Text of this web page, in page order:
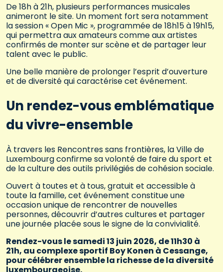
De 18h à 21h, plusieurs performances musicales
animeront le site. Un moment fort sera notamment
la session « Open Mic », programmée de 18h15 à 19h15,
qui permettra aux amateurs comme aux artistes
confirmés de monter sur scène et de partager leur
talent avec le public.
Une belle manière de prolonger l’esprit d’ouverture
et de diversité qui caractérise cet événement.
Un rendez-vous emblématique
du vivre-ensemble
À travers les Rencontres sans frontières, la Ville de
Luxembourg confirme sa volonté de faire du sport et
de la culture des outils privilégiés de cohésion sociale.
Ouvert à toutes et à tous, gratuit et accessible à
toute la famille, cet événement constitue une
occasion unique de rencontrer de nouvelles
personnes, découvrir d’autres cultures et partager
une journée placée sous le signe de la convivialité.
Rendez-vous le samedi 13 juin 2026, de 11h30 à
21h, au complexe sportif Boy Konen à Cessange,
pour célébrer ensemble la richesse de la diversité